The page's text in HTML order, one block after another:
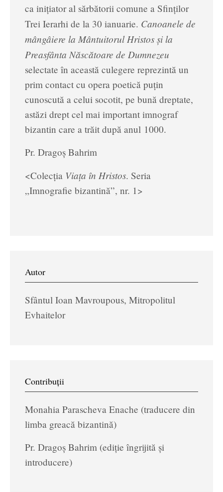
ca inițiator al sărbătorii comune a Sfinților
Trei Ierarhi de la 30 ianuarie. Canoanele de
mângâiere la Mântuitorul Hristos și la
Preasfânta Născătoare de Dumnezeu
selectate în această culegere reprezintă un
prim contact cu opera poetică puțin
cunoscută a celui socotit, pe bună dreptate,
astăzi drept cel mai important imnograf
bizantin care a trăit după anul 1000.
Pr. Dragoș Bahrim
<Colecția Viața în Hristos. Seria
„Imnografie bizantină”, nr. 1>
Autor
Sfântul Ioan Mavroupous, Mitropolitul
Evhaitelor
Contribuții
Monahia Parascheva Enache (traducere din
limba greacă bizantină)
Pr. Dragoș Bahrim (ediție îngrijită și
introducere)